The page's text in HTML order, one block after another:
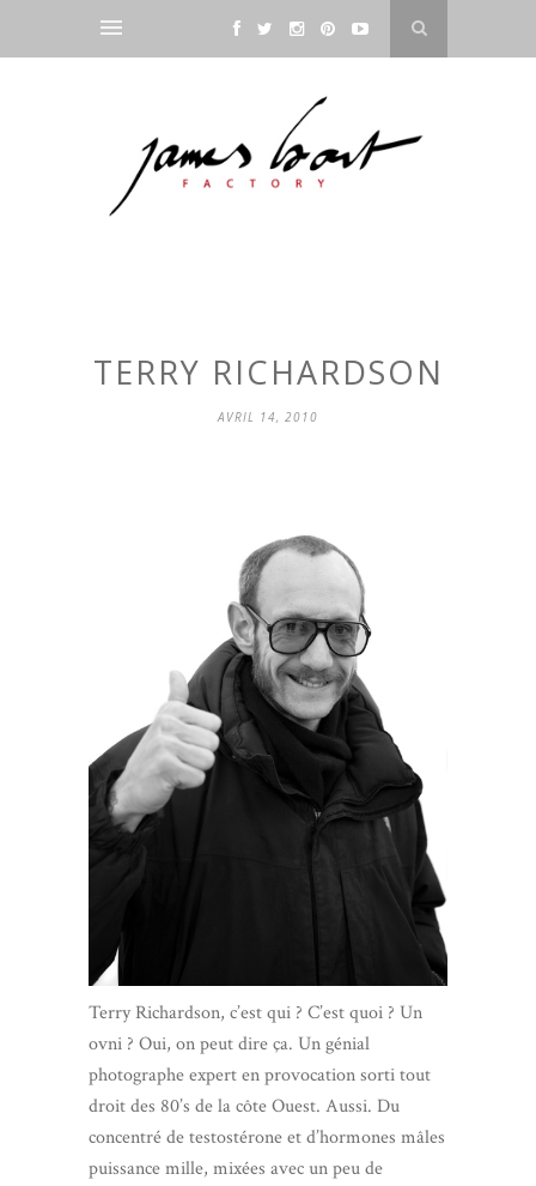
TERRY RICHARDSON
AVRIL 14, 2010
Terry Richardson, c’est qui ? C’est quoi ? Un
ovni ? Oui, on peut dire ça. Un génial
photographe expert en provocation sorti tout
droit des 80’s de la côte Ouest. Aussi. Du
concentré de testostérone et d’hormones mâles
puissance mille, mixées avec un peu de